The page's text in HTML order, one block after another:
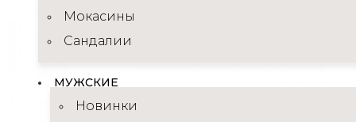
Мокасины
Сандалии
МУЖСКИЕ
Новинки